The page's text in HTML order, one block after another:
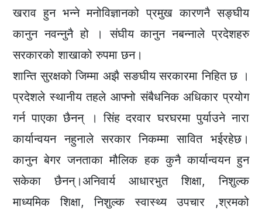
खराव हुन भन्ने मनोविज्ञानको प्रमुख कारणनै सङ्घीय
कानुन नवन्नुनै हो । संघीय कानुन नबन्नाले प्रदेशहरु
सरकारको शाखाको रुपमा छन।
शान्ति सुरक्षको जिम्मा अझै सङघीय सरकारमा निहित छ ।
प्रदेशले स्थानीय तहले आफ्नो संबैधनिक अधिकार प्रयोग
गर्न पाएका छैनन् । सिंह दरवार घरघरमा पुर्याउने नारा
कार्यान्वयन नहुनाले सरकार निकम्मा सावित भईरहेछ।
कानुन बेगर जनताका मौलिक हक कुनै कार्यान्वयन हुन
सकेका छैनन्।अनिवार्य आधारभुत शिक्षा, निशुल्क
माध्यमिक शिक्षा, निशुल्क स्वास्थ्य उपचार ,श्रमको